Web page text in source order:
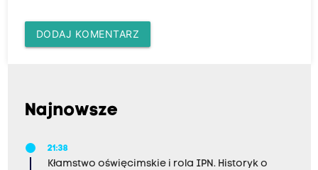
DODAJ KOMENTARZ
Najnowsze
21:38
Kłamstwo oświęcimskie i rola IPN. Historyk o